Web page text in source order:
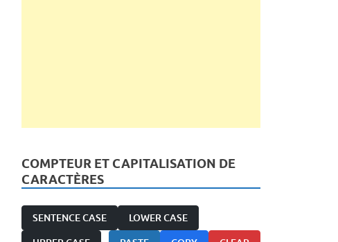
COMPTEUR ET CAPITALISATION DE
CARACTÈRES
SENTENCE CASE LOWER CASE